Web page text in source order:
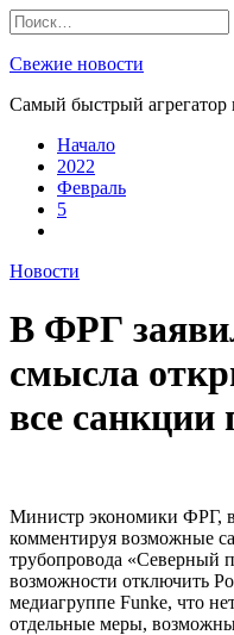
Skip
to
content
Найти:
Свежие новости
Самый быстрый агрегатор
Начало
2022
Февраль
5
Новости
В ФРГ
смысла
все санкции
Министр экономики ФРГ,
комментируя возможные
трубопровода «Северный
возможности отключить
медиагруппе Funke, что
отдельные меры,